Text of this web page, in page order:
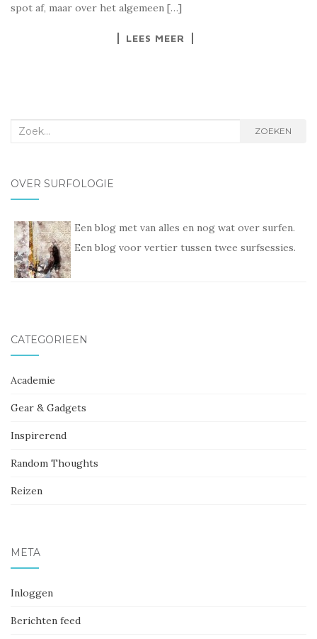
spot af, maar over het algemeen […]
LEES MEER
Zoek
ZOEKEN
OVER SURFOLOGIE
Een blog met van alles en nog wat over surfen.
Een blog voor vertier tussen twee surfsessies.
CATEGORIEËN
Academie
Gear & Gadgets
Inspirerend
Random Thoughts
Reizen
META
Inloggen
Berichten feed